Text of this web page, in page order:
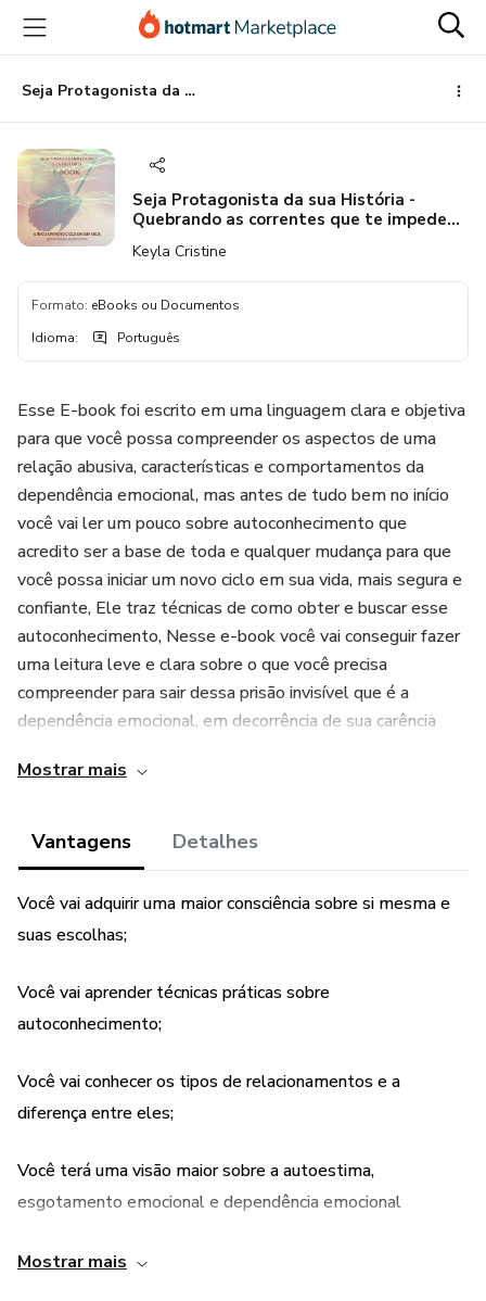
para
conteúdo
principal
para
pagamento
para
rodapé
Seja Protagonista da sua História - Quebrando as correntes que te impedem de ter uma Autonomia Emocional
Seja Protagonista da sua História -
Quebrando as correntes que te impedem
Keyla Cristine
Formato: eBooks ou Documentos
Idioma: Português
Esse E-book foi escrito em uma linguagem clara e objetiva
para que você possa compreender os aspectos de uma
relação abusiva, características e comportamentos da
dependência emocional, mas antes de tudo bem no início
você vai ler um pouco sobre autoconhecimento que
acredito ser a base de toda e qualquer mudança para que
você possa iniciar um novo ciclo em sua vida, mais segura e
confiante, Ele traz técnicas de como obter e buscar esse
autoconhecimento, Nesse e-book você vai conseguir fazer
uma leitura leve e clara sobre o que você precisa
compreender para sair dessa prisão invisível que é a
dependência emocional, em decorrência de sua carência
Mostrar mais
Vantagens Detalhes
Você vai adquirir uma maior consciência sobre si mesma e
suas escolhas;
Você vai aprender técnicas práticas sobre
autoconhecimento;
Você vai conhecer os tipos de relacionamentos e a
diferença entre eles;
Você terá uma visão maior sobre a autoestima,
esgotamento emocional e dependência emocional
Você vai aprender o que são gatilhos emocionais e crenças
Mostrar mais